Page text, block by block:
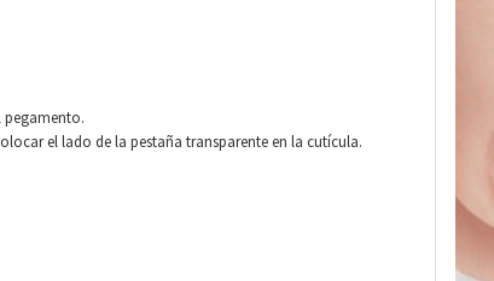
pegamento.
el lado de la pestaña transparente en la cutícula.